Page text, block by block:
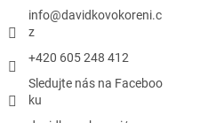
info@davidkovokoreni.c
z
+420 605 248 412
Sledujte nás na Faceboo
ku